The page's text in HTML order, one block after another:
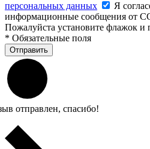
персональных данных
Я
информационные сообщения
Пожалуйста установите флажок и
* Обязательные поля
Отправить
отправлен, спасибо!